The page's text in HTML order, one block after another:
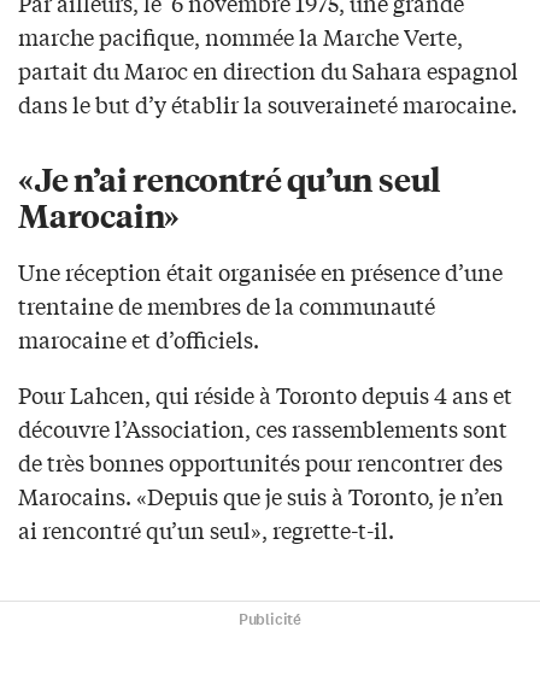
marche pacifique, nommée la Marche Verte,
partait du Maroc en direction du Sahara espagnol
dans le but d’y établir la souveraineté marocaine.
«Je n’ai rencontré qu’un seul
Marocain»
Une réception était organisée en présence d’une
trentaine de membres de la communauté
marocaine et d’officiels.
Pour Lahcen, qui réside à Toronto depuis 4 ans et
découvre l’Association, ces rassemblements sont
de très bonnes opportunités pour rencontrer des
Marocains. «Depuis que je suis à Toronto, je n’en
ai rencontré qu’un seul», regrette-t-il.
Publicité